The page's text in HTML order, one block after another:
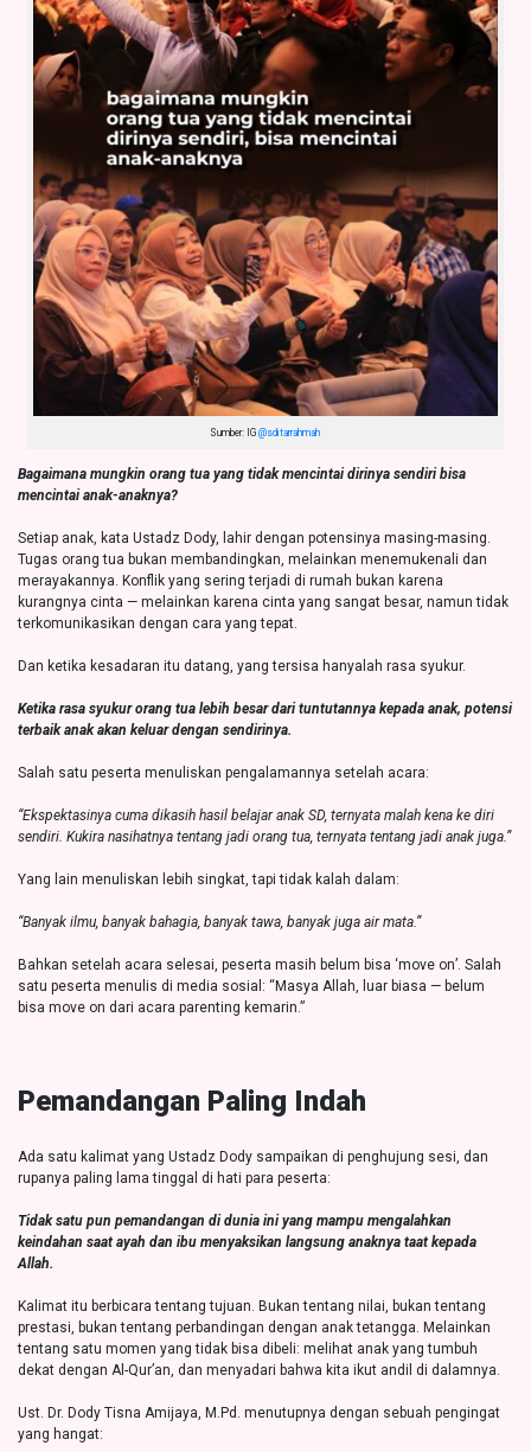
Sumber: IG@sditarrahmah
Bagaimana mungkin orang tua yang tidak mencintai dirinya sendiri bisa
mencintai anak-anaknya?
Setiap anak, kata Ustadz Dody, lahir dengan potensinya masing-masing.
Tugas orang tua bukan membandingkan, melainkan menemukenali dan
merayakannya. Konflik yang sering terjadi di rumah bukan karena
kurangnya cinta — melainkan karena cinta yang sangat besar, namun tidak
terkomunikasikan dengan cara yang tepat.
Dan ketika kesadaran itu datang, yang tersisa hanyalah rasa syukur.
Ketika rasa syukur orang tua lebih besar dari tuntutannya kepada anak, potensi
terbaik anak akan keluar dengan sendirinya.
Salah satu peserta menuliskan pengalamannya setelah acara:
“Ekspektasinya cuma dikasih hasil belajar anak SD, ternyata malah kena ke diri
sendiri. Kukira nasihatnya tentang jadi orang tua, ternyata tentang jadi anak juga.”
Yang lain menuliskan lebih singkat, tapi tidak kalah dalam:
“Banyak ilmu, banyak bahagia, banyak tawa, banyak juga air mata.”
Bahkan setelah acara selesai, peserta masih belum bisa ‘move on’. Salah
satu peserta menulis di media sosial: “Masya Allah, luar biasa — belum
bisa move on dari acara parenting kemarin.”
Pemandangan Paling Indah
Ada satu kalimat yang Ustadz Dody sampaikan di penghujung sesi, dan
rupanya paling lama tinggal di hati para peserta:
Tidak satu pun pemandangan di dunia ini yang mampu mengalahkan
keindahan saat ayah dan ibu menyaksikan langsung anaknya taat kepada
Allah.
Kalimat itu berbicara tentang tujuan. Bukan tentang nilai, bukan tentang
prestasi, bukan tentang perbandingan dengan anak tetangga. Melainkan
tentang satu momen yang tidak bisa dibeli: melihat anak yang tumbuh
dekat dengan Al-Qur’an, dan menyadari bahwa kita ikut andil di dalamnya.
Ust. Dr. Dody Tisna Amijaya, M.Pd. menutupnya dengan sebuah pengingat
yang hangat: